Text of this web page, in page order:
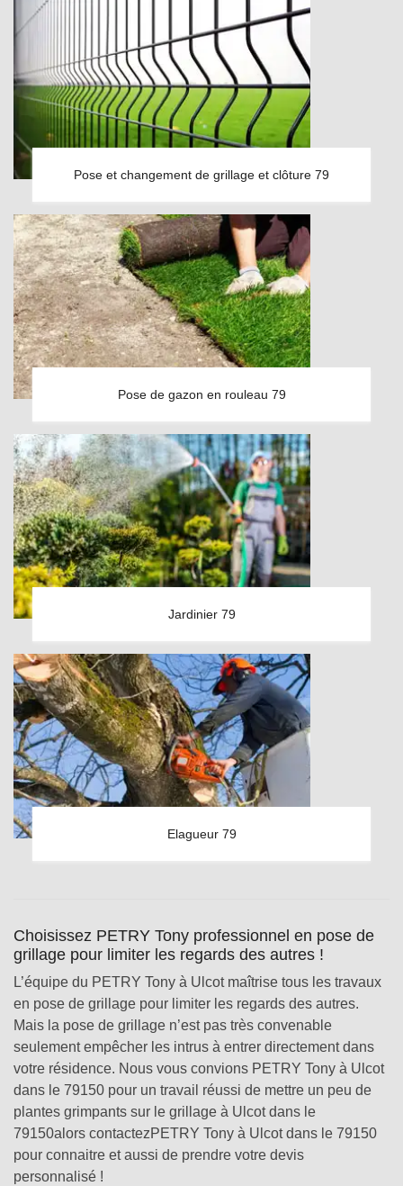
Pose et changement de grillage et clôture 79
Pose de gazon en rouleau 79
Jardinier 79
Elagueur 79
Choisissez PETRY Tony professionnel en pose de
grillage pour limiter les regards des autres !
L’équipe du PETRY Tony à Ulcot maîtrise tous les travaux
en pose de grillage pour limiter les regards des autres.
Mais la pose de grillage n’est pas très convenable
seulement empêcher les intrus à entrer directement dans
votre résidence. Nous vous convions PETRY Tony à Ulcot
dans le 79150 pour un travail réussi de mettre un peu de
plantes grimpants sur le grillage à Ulcot dans le
79150alors contactezPETRY Tony à Ulcot dans le 79150
pour connaitre et aussi de prendre votre devis
personnalisé !